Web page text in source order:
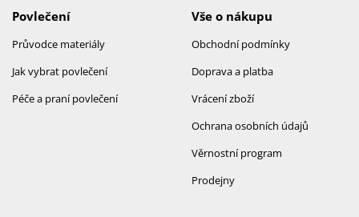
Povlečení
Průvodce materiály
Jak vybrat povlečení
Péče a praní povlečení
Vše o nákupu
Obchodní podmínky
Doprava a platba
Vrácení zboží
Ochrana osobních údajů
Věrnostní program
Prodejny